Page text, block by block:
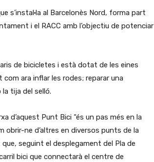
s’instal·la al Barcelonès Nord, forma part
i el RACC amb l’objectiu de potenciar
de bicicletes i està dotat de les eines
ara inflar les rodes; reparar una
tija del selló.
d’aquest Punt Bici “és un pas més en la
obrir-ne d’altres en diversos punts de la
seguint el desplegament del Pla de
bici que connectarà el centre de